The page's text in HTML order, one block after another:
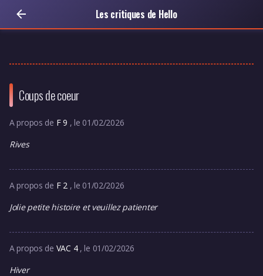
Les critiques de Hello
Coups de coeur
A propos de F 9 , le 01/02/2026
Rives
A propos de F 2 , le 01/02/2026
Jolie petite histoire et veuillez patienter
A propos de VAC 4 , le 01/02/2026
Hiver